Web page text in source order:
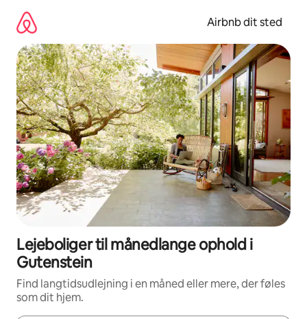
videre
indhold
Airbnb dit sted
Lejeboliger til månedlange ophold i
Gutenstein
Find langtidsudlejning i en måned eller mere, der føles
som dit hjem.